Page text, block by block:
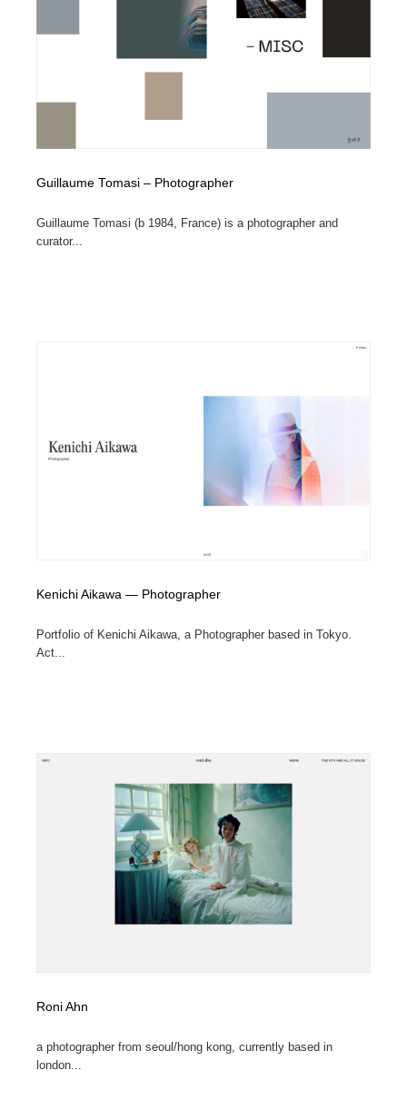
Guillaume Tomasi – Photographer
Guillaume Tomasi (b 1984, France) is a photographer and
curator...
Kenichi Aikawa ― Photographer
Portfolio of Kenichi Aikawa, a Photographer based in Tokyo.
Act...
Roni Ahn
a photographer from seoul/hong kong, currently based in
london...